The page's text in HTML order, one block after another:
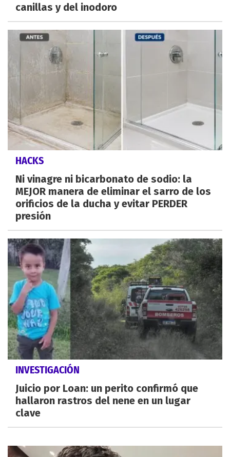
canillas y del inodoro
HACKS
Ni vinagre ni bicarbonato de sodio: la
MEJOR manera de eliminar el sarro de los
orificios de la ducha y evitar PERDER
presión
INVESTIGACIÓN
Juicio por Loan: un perito confirmó que
hallaron rastros del nene en un lugar
clave